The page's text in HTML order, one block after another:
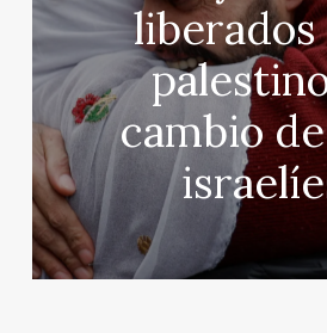
liberados
cambio